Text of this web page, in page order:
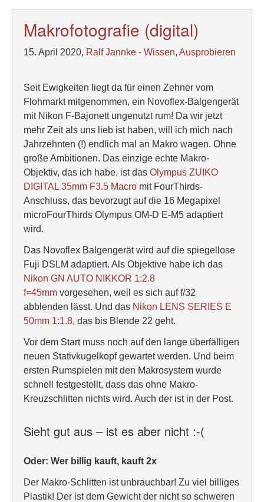
Makrofotografie (digital)
15. April 2020, Ralf Jannke - Wissen, Ausprobieren
Seit Ewigkeiten liegt da für einen Zehner vom
Flohmarkt mitgenommen, ein Novoflex-Balgengerät
mit Nikon F-Bajonett ungenutzt rum! Da wir jetzt
mehr Zeit als uns lieb ist haben, will ich mich nach
Jahrzehnten (!) endlich mal an Makro wagen. Ohne
große Ambitionen. Das einzige echte Makro-
Objektiv, das ich habe, ist das Olympus ZUIKO
DIGITAL 35mm F3.5 Macro mit FourThirds-
Anschluss, das bevorzugt auf die 16 Megapixel
microFourThirds Olympus OM-D E-M5 adaptiert
wird.
Das Novoflex Balgengerät wird auf die spiegellose
Fuji DSLM adaptiert. Als Objektive habe ich das
Nikon GN AUTO NIKKOR 1:2.8
f=45mm vorgesehen, weil es sich auf f/32
abblenden lässt. Und das Nikon LENS SERIES E
50mm 1:1.8, das bis Blende 22 geht.
Vor dem Start muss noch auf den lange überfälligen
neuen Stativkugelkopf gewartet werden. Und beim
ersten Rumspielen mit den Makrosystem wurde
schnell festgestellt, dass das ohne Makro-
Kreuzschlitten nichts wird. Auch der ist in der Post.
Sieht gut aus – ist es aber nicht :-(
Oder: Wer billig kauft, kauft 2x
Der Makro-Schlitten ist unbrauchbar! Zu viel billiges
Plastik! Der ist dem Gewicht der nicht so schweren